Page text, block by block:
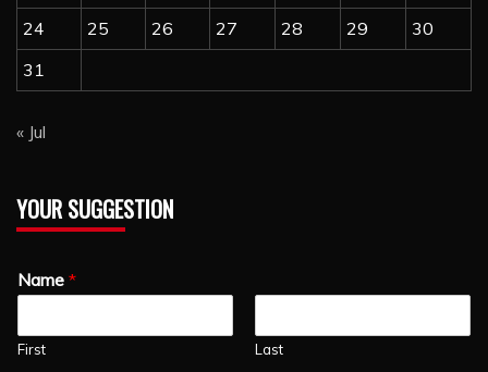
24
25 26 27 28 29
30
31
« Jul
YOUR SUGGESTION
Name *
First Last